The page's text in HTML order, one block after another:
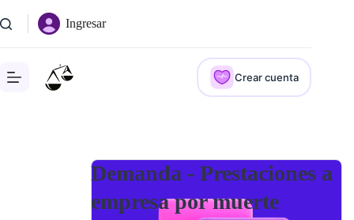
al
contenido
Ingresar
Crear cuenta
Demanda - Prestaciones a
empresa por muerte